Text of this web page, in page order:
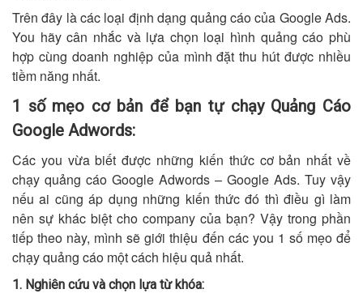
Trên đây là các loại định dạng quảng cáo của Google Ads.
You hãy cân nhắc và lựa chọn loại hình quảng cáo phù
hợp cùng doanh nghiệp của mình đặt thu hút được nhiều
tiềm năng nhất.
1 số mẹo cơ bản để bạn tự chạy Quảng Cáo
Google Adwords:
Các you vừa biết được những kiến thức cơ bản nhất về
chạy quảng cáo Google Adwords – Google Ads. Tuy vậy
nếu ai cũng áp dụng những kiến thức đó thì điều gì làm
nên sự khác biệt cho company của bạn? Vậy trong phần
tiếp theo này, mình sẽ giới thiệu đến các you 1 số mẹo để
chạy quảng cáo một cách hiệu quả nhất.
1. Nghiên cứu và chọn lựa từ khóa: